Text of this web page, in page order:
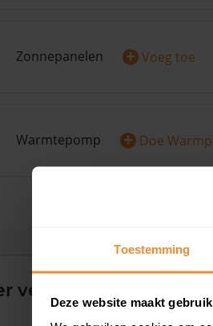
Toestemming
Deze website maakt
Zonnepanelen + Voeg toe
Warmtepomp + Doe
verkochte woningen